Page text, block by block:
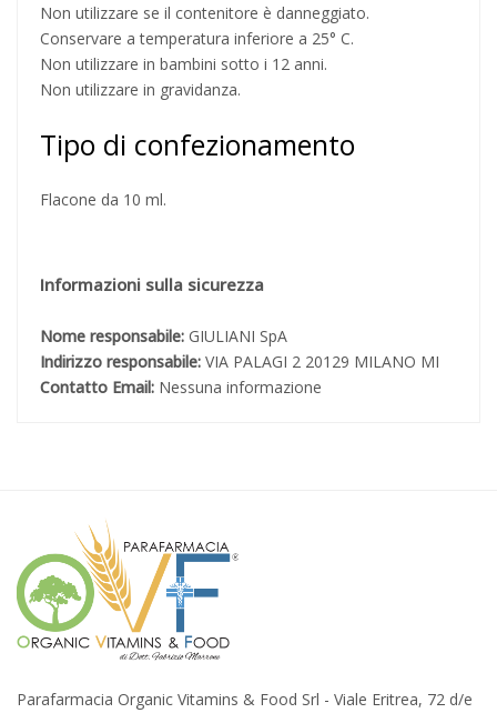
Non utilizzare se il contenitore è danneggiato.
Conservare a temperatura inferiore a 25° C.
Non utilizzare in bambini sotto i 12 anni.
Non utilizzare in gravidanza.
Tipo di confezionamento
Flacone da 10 ml.
Informazioni sulla sicurezza
Nome responsabile: GIULIANI SpA
Indirizzo responsabile: VIA PALAGI 2 20129 MILANO MI
Contatto Email: Nessuna informazione
Parafarmacia Organic Vitamins & Food Srl - Viale Eritrea, 72 d/e